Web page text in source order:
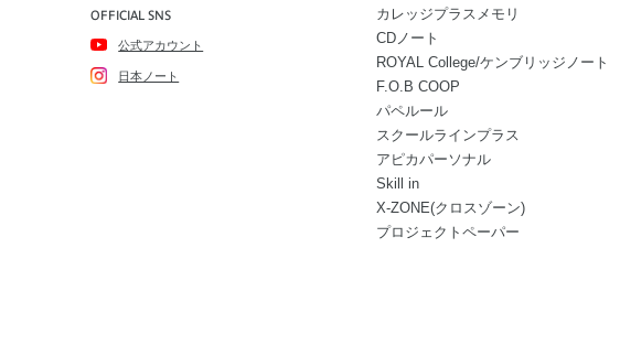
OFFICIAL SNS
公式アカウント
日本ノート
カレッジプラスメモリ
CDノート
ROYAL College/ケンブリッジノート
F.O.B COOP
パペルール
スクールラインプラス
アピカパーソナル
Skill in
X-ZONE(クロスゾーン)
プロジェクトペーパー